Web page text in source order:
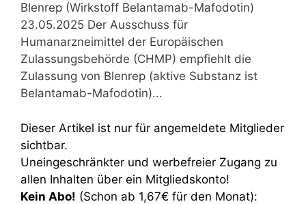
Blenrep (Wirkstoff Belantamab-Mafodotin)
23.05.2025 Der Ausschuss für
Humanarzneimittel der Europäischen
Zulassungsbehörde (CHMP) empfiehlt die
Zulassung von Blenrep (aktive Substanz ist
Belantamab-Mafodotin)...
Dieser Artikel ist nur für angemeldete Mitglieder
sichtbar.
Uneingeschränkter und werbefreier Zugang zu
allen Inhalten über ein Mitgliedskonto!
Kein Abo! (Schon ab 1,67€ für den Monat):